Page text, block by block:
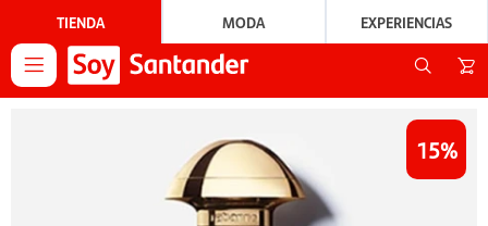
TIENDA MODA EXPERIENCIAS

15